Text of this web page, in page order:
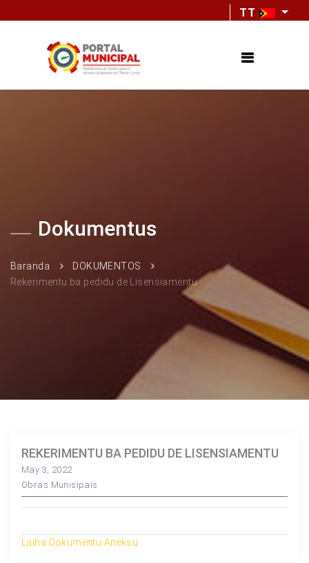
TT
Dokumentus
Baranda
DOKUMENTOS
Rekerimentu ba pedidu de Lisensiamentu
REKERIMENTU BA PEDIDU DE LISENSIAMENTU
May 3, 2022
Obras Munisipais
Laiha Dokumentu Aneksu